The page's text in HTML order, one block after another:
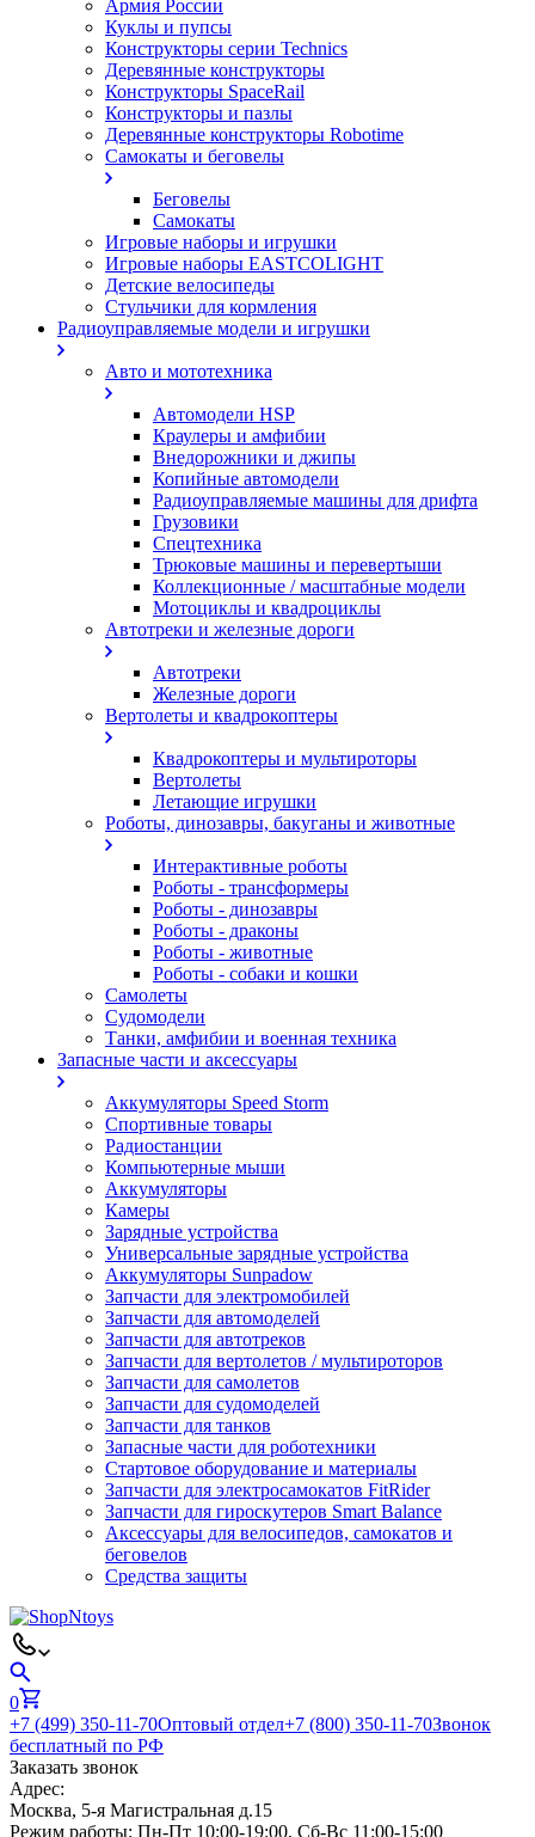
Армия России
Куклы и пупсы
Конструкторы серии Technics
Деревянные конструкторы
Конструкторы SpaceRail
Конструкторы и пазлы
Деревянные конструкторы Robotime
Самокаты и беговелы
Беговелы
Самокаты
Игровые наборы и игрушки
Игровые наборы EASTCOLIGHT
Детские велосипеды
Стульчики для кормления
Радиоуправляемые модели и игрушки
Авто и мототехника
Автомодели HSP
Краулеры и амфибии
Внедорожники и джипы
Копийные автомодели
Радиоуправляемые машины для дрифта
Грузовики
Спецтехника
Трюковые машины и перевертыши
Коллекционные / масштабные модели
Мотоциклы и квадроциклы
Автотреки и железные дороги
Автотреки
Железные дороги
Вертолеты и квадрокоптеры
Квадрокоптеры и мультироторы
Вертолеты
Летающие игрушки
Роботы, динозавры, бакуганы и животные
Интерактивные роботы
Роботы - трансформеры
Роботы - динозавры
Роботы - драконы
Роботы - животные
Роботы - собаки и кошки
Самолеты
Судомодели
Танки, амфибии и военная техника
Запасные части и аксессуары
Аккумуляторы Speed Storm
Спортивные товары
Радиостанции
Компьютерные мыши
Аккумуляторы
Камеры
Зарядные устройства
Универсальные зарядные устройства
Аккумуляторы Sunpadow
Запчасти для электромобилей
Запчасти для автомоделей
Запчасти для автотреков
Запчасти для вертолетов / мультироторов
Запчасти для самолетов
Запчасти для судомоделей
Запчасти для танков
Запасные части для роботехники
Стартовое оборудование и материалы
Запчасти для электросамокатов FitRider
Запчасти для гироскутеров Smart Balance
Аксессуары для велосипедов, самокатов и
беговелов
Средства защиты
0
+7 (499) 350-11-70Оптовый отдел+7 (800) 350-11-70Звонок
бесплатный по РФ
Заказать звонок
Адрес:
Москва, 5-я Магистральная д.15
Режим работы: Пн-Пт 10:00-19:00, Сб-Вс 11:00-15:00